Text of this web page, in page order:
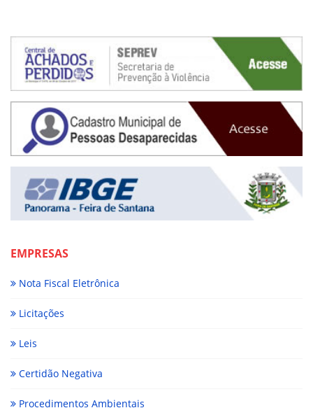
EMPRESAS
Nota Fiscal Eletrônica
Licitações
Leis
Certidão Negativa
Procedimentos Ambientais